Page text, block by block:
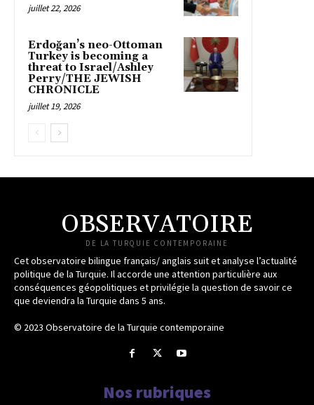
juillet 22, 2026
Erdoğan’s neo-Ottoman
Turkey is becoming a
threat to Israel/Ashley
Perry/THE JEWISH
CHRONICLE
juillet 19, 2026
OBSERVATOIRE
DE LA TURQUIE CONTEMPORAINE
Cet observatoire bilingue français/ anglais suit et analyse l’actualité
politique de la Turquie. Il accorde une attention particulière aux
conséquences géopolitiques et privilégie la question de savoir ce
que deviendra la Turquie dans 5 ans.
© 2023 Observatoire de la Turquie contemporaine
Nos rubriques